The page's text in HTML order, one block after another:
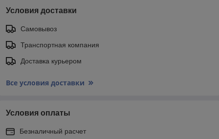
Условия доставки
Самовывоз
Транспортная компания
Доставка курьером
Все условия доставки
Условия оплаты
Безналичный расчет